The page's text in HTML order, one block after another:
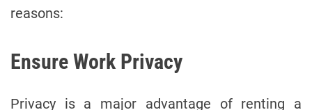
reasons:
Ensure Work Privacy
Privacy is a major advantage of renting a